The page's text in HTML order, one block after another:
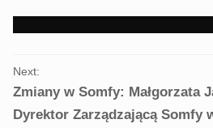
n
w
o
w
)
n
e
d
o
)
PORTFOLIO
NAVIGATION
Next:
Zmiany w Somfy: Małgorzata
Dyrektor Zarządzającą Somfy